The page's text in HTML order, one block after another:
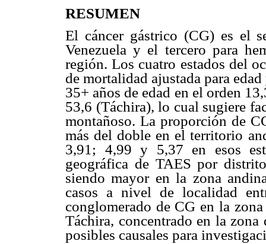
RESUMEN
El cáncer gástrico (CG) es el
Venezuela y el tercero para
región. Los cuatro estados del
de mortalidad ajustada para
35+ años de edad en el orden
53,6 (Táchira), lo cual sugiere
montañoso. La proporción de
más del doble en el territorio
3,91; 4,99 y 5,37 en esos
geográfica de TAES por
siendo mayor en la zona
casos a nivel de localidad
conglomerado de CG en la
Táchira, concentrado en la
posibles causales para